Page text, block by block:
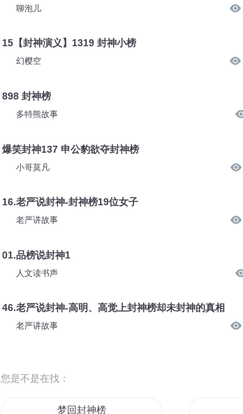
聊泡儿
15【封神演义】1319 封神小榜
幻樱空
898 封神榜
多特熊故事
爆笑封神137 申公豹欲夺封神榜
小哥莫凡
16.老严说封神-封神榜19位女子
老严讲故事
01.品榜说封神1
人文读书声
46.老严说封神-高明、高觉上封神榜却未封神的真相
老严讲故事
您是不是在找：
梦回封神榜